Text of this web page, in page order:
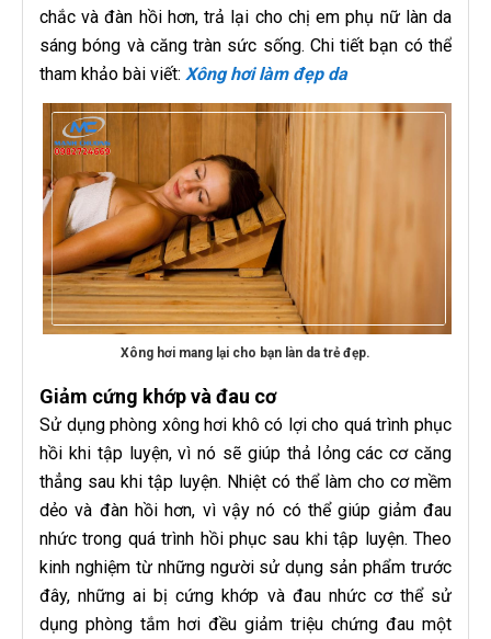
chắc và đàn hồi hơn, trả lại cho chị em phụ nữ làn da
sáng bóng và căng tràn sức sống. Chi tiết bạn có thể
tham khảo bài viết: Xông hơi làm đẹp da
Xông hơi mang lại cho bạn làn da trẻ đẹp.
Giảm cứng khớp và đau cơ
Sử dụng phòng xông hơi khô có lợi cho quá trình phục
hồi khi tập luyện, vì nó sẽ giúp thả lỏng các cơ căng
thẳng sau khi tập luyện. Nhiệt có thể làm cho cơ mềm
dẻo và đàn hồi hơn, vì vậy nó có thể giúp giảm đau
nhức trong quá trình hồi phục sau khi tập luyện. Theo
kinh nghiệm từ những người sử dụng sản phẩm trước
đây, những ai bị cứng khớp và đau nhức cơ thể sử
dụng phòng tắm hơi đều giảm triệu chứng đau một